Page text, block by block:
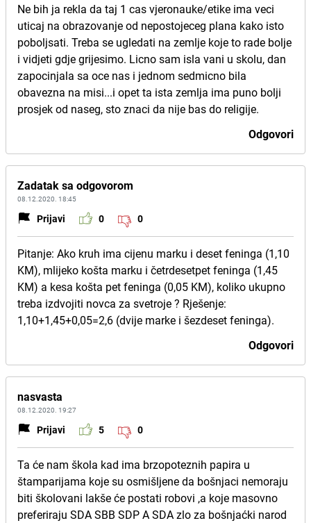
Ne bih ja rekla da taj 1 cas vjeronauke/etike ima veci
uticaj na obrazovanje od nepostojeceg plana kako isto
poboljsati. Treba se ugledati na zemlje koje to rade bolje
i vidjeti gdje grijesimo. Licno sam isla vani u skolu, dan
zapocinjala sa oce nas i jednom sedmicno bila
obavezna na misi...i opet ta ista zemlja ima puno bolji
prosjek od naseg, sto znaci da nije bas do religije.
Odgovori
Zadatak sa odgovorom
08.12.2020. 18:45
Prijavi 0 0
Pitanje: Ako kruh ima cijenu marku i deset feninga (1,10
KM), mlijeko košta marku i četrdesetpet feninga (1,45
KM) a kesa košta pet feninga (0,05 KM), koliko ukupno
treba izdvojiti novca za svetroje ? Rješenje:
1,10+1,45+0,05=2,6 (dvije marke i šezdeset feninga).
Odgovori
nasvasta
08.12.2020. 19:27
Prijavi 5 0
Ta će nam škola kad ima brzopoteznih papira u
štamparijama koje su osmišljene da bošnjaci nemoraju
biti školovani lakše će postati robovi ,a koje masovno
preferiraju SDA SBB SDP A SDA zlo za bošnjaćki narod